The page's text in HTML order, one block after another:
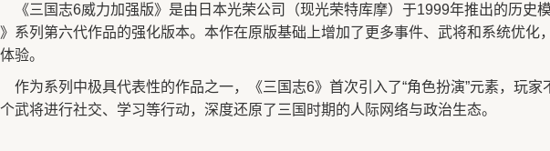
《三国志6威力加强版》是由日本光荣公司（现光荣特库摩）于1999年推出的历史
系列第六代作品的强化版本。本作在原版基础上增加了更多事件、武将和系统优化
验。
作为系列中极具代表性的作品之一，《三国志6》首次引入了“角色扮演”元素，玩
武将进行社交、学习等行动，深度还原了三国时期的人际网络与政治生态。